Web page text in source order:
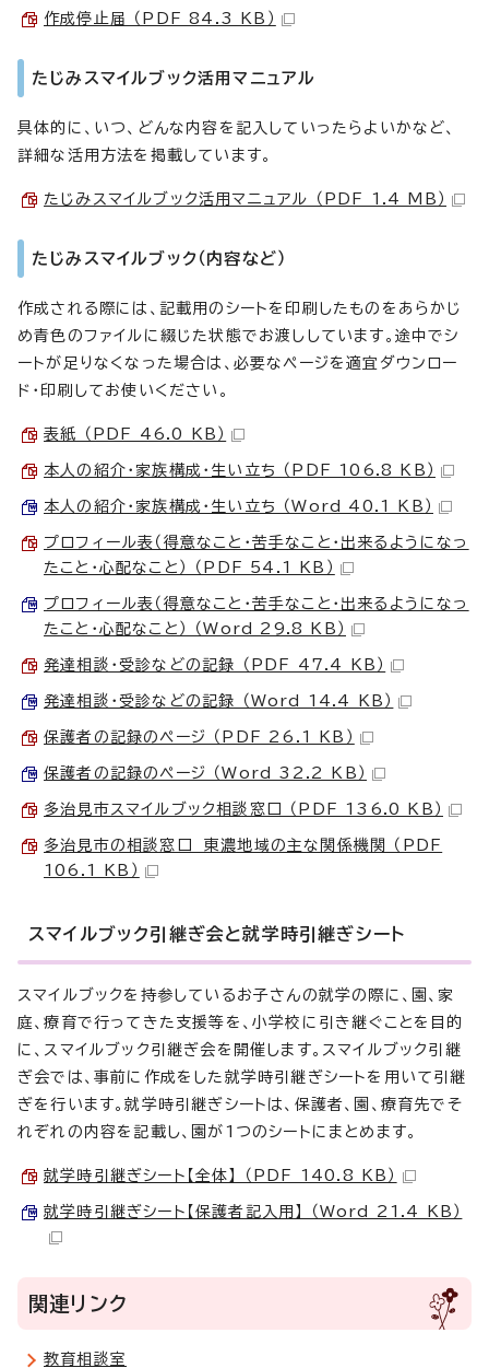
作成停止届 （PDF 84.3 KB）
たじみスマイルブック活用マニュアル
具体的に、いつ、どんな内容を記入していったらよいかなど、
詳細な活用方法を掲載しています。
たじみスマイルブック活用マニュアル （PDF 1.4 MB）
たじみスマイルブック（内容など）
作成される際には、記載用のシートを印刷したものをあらかじ
め青色のファイルに綴じた状態でお渡ししています。途中でシ
ートが足りなくなった場合は、必要なページを適宜ダウンロー
ド・印刷してお使いください。
表紙 （PDF 46.0 KB）
本人の紹介・家族構成・生い立ち （PDF 106.8 KB）
本人の紹介・家族構成・生い立ち （Word 40.1 KB）
プロフィール表（得意なこと・苦手なこと・出来るようになっ
たこと・心配なこと） （PDF 54.1 KB）
プロフィール表（得意なこと・苦手なこと・出来るようになっ
たこと・心配なこと） （Word 29.8 KB）
発達相談・受診などの記録 （PDF 47.4 KB）
発達相談・受診などの記録 （Word 14.4 KB）
保護者の記録のページ （PDF 26.1 KB）
保護者の記録のページ （Word 32.2 KB）
多治見市スマイルブック相談窓口 （PDF 136.0 KB）
多治見市の相談窓口 東濃地域の主な関係機関 （PDF
106.1 KB）
スマイルブック引継ぎ会と就学時引継ぎシート
スマイルブックを持参しているお子さんの就学の際に、園、家
庭、療育で行ってきた支援等を、小学校に引き継ぐことを目的
に、スマイルブック引継ぎ会を開催します。スマイルブック引継
ぎ会では、事前に作成をした就学時引継ぎシートを用いて引継
ぎを行います。就学時引継ぎシートは、保護者、園、療育先でそ
れぞれの内容を記載し、園が1つのシートにまとめます。
就学時引継ぎシート【全体】 （PDF 140.8 KB）
就学時引継ぎシート【保護者記入用】 （Word 21.4 KB）
関連リンク
教育相談室